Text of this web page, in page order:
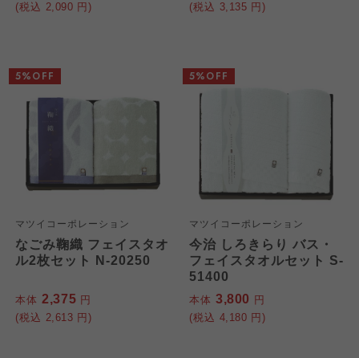
(税込 2,090 円)
(税込 3,135 円)
マツイコーポレーション
なごみ鞠織 フェイスタオ
ル2枚セット N-20250
本体 2,375 円
(税込 2,613 円)
5%OFF
マツイコーポレーション
今治 しろきらり バス・
フェイスタオルセット S-
51400
本体 3,800 円
(税込 4,180 円)
5%OFF